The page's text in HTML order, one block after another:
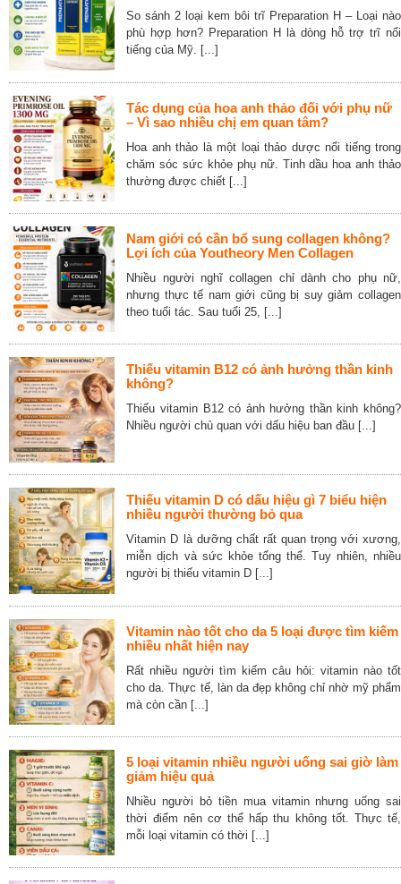
So sánh 2 loại kem bôi trĩ Preparation H – Loại nào
phù hợp hơn? Preparation H là dòng hỗ trợ trĩ nổi
tiếng của Mỹ. [...]
Tác dụng của hoa anh thảo đối với phụ nữ
– Vì sao nhiều chị em quan tâm?
Hoa anh thảo là một loại thảo dược nổi tiếng trong
chăm sóc sức khỏe phụ nữ. Tinh dầu hoa anh thảo
thường được chiết [...]
Nam giới có cần bổ sung collagen không?
Lợi ích của Youtheory Men Collagen
Nhiều người nghĩ collagen chỉ dành cho phụ nữ,
nhưng thực tế nam giới cũng bị suy giảm collagen
theo tuổi tác. Sau tuổi 25, [...]
Thiếu vitamin B12 có ảnh hưởng thần kinh
không?
Thiếu vitamin B12 có ảnh hưởng thần kinh không?
Nhiều người chủ quan với dấu hiệu ban đầu [...]
Thiếu vitamin D có dấu hiệu gì 7 biểu hiện
nhiều người thường bỏ qua
Vitamin D là dưỡng chất rất quan trọng với xương,
miễn dịch và sức khỏe tổng thể. Tuy nhiên, nhiều
người bị thiếu vitamin D [...]
Vitamin nào tốt cho da 5 loại được tìm kiếm
nhiều nhất hiện nay
Rất nhiều người tìm kiếm câu hỏi: vitamin nào tốt
cho da. Thực tế, làn da đẹp không chỉ nhờ mỹ phẩm
mà còn cần [...]
5 loại vitamin nhiều người uống sai giờ làm
giảm hiệu quả
Nhiều người bỏ tiền mua vitamin nhưng uống sai
thời điểm nên cơ thể hấp thu không tốt. Thực tế,
mỗi loại vitamin có thời [...]